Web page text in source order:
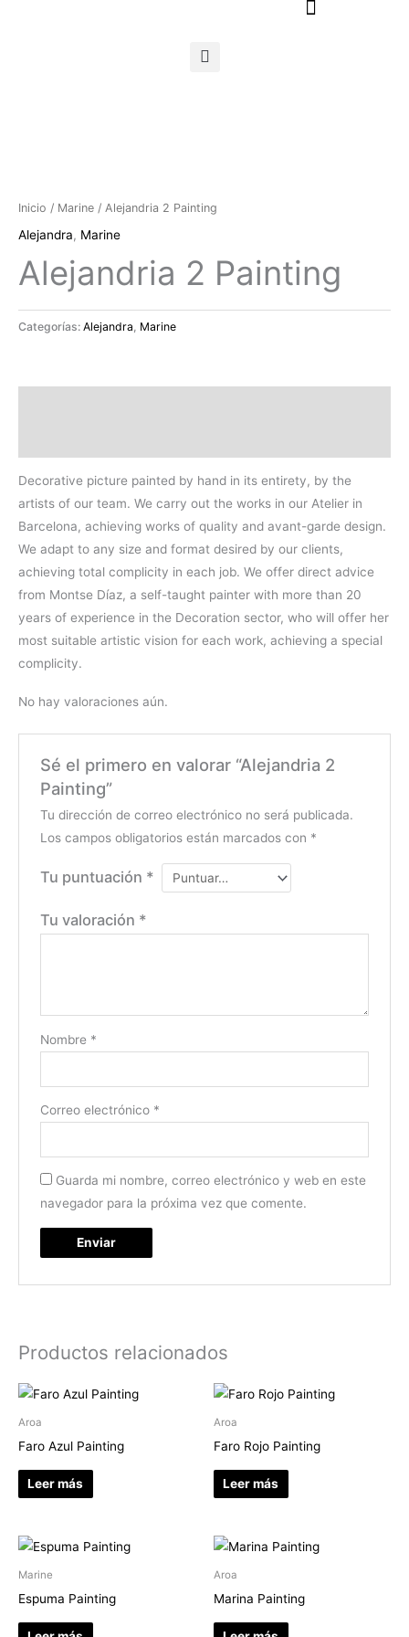
Inicio / Marine / Alejandria 2 Painting
Alejandra, Marine
Alejandria 2 Painting
Categorías: Alejandra Marine
Decorative picture painted by hand in its entirety, by the
artists of our team. We carry out the works in our Atelier in
Barcelona, achieving works of quality and avant-garde design.
We adapt to any size and format desired by our clients,
achieving total complicity in each job. We offer direct advice
from Montse Díaz, a self-taught painter with more than 20
years of experience in the Decoration sector, who will offer her
most suitable artistic vision for each work, achieving a special
complicity.
No hay valoraciones aún.
Sé el primero en valorar “Alejandria 2
Painting”
Tu dirección de correo electrónico no será publicada.
Los campos obligatorios están marcados con *
Tu puntuación *
Tu valoración *
Nombre *
Correo electrónico *
Guarda mi nombre, correo electrónico y web en este
navegador para la próxima vez que comente.
Productos relacionados
Aroa
Faro Azul Painting
Leer más
Aroa
Faro Rojo Painting
Leer más
Marine
Espuma Painting
Aroa
Marina Painting